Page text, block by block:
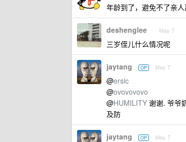
年龄到了，避免不了亲
deshenglee May 7
三岁侄儿什么情况呢
jaytang OP May 7
@ersic
@ovovovovo
@HUMILITY 谢谢. 爷爷
及防
jaytang OP May 7